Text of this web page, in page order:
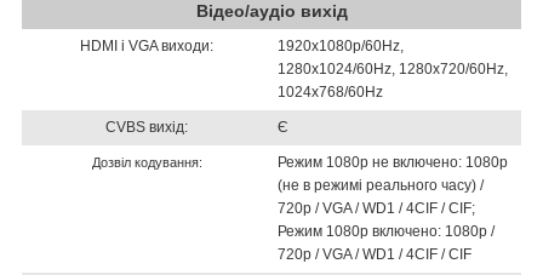
Відео/аудіо вихід
HDMI і VGA виходи:
1920х1080р/60Hz,
1280х1024/60Hz, 1280х720/60Hz,
1024х768/60Hz
CVBS вихід: Є
Дозвіл кодування:
Режим 1080p не включено: 1080p
(не в режимі реального часу) /
720p / VGA / WD1 / 4CIF / CIF;
Режим 1080p включено: 1080p /
720p / VGA / WD1 / 4CIF / CIF